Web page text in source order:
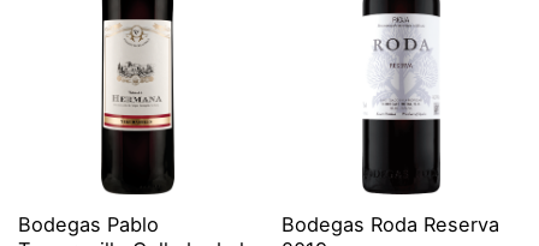
Bodegas Pablo
Bodegas Roda Reserva